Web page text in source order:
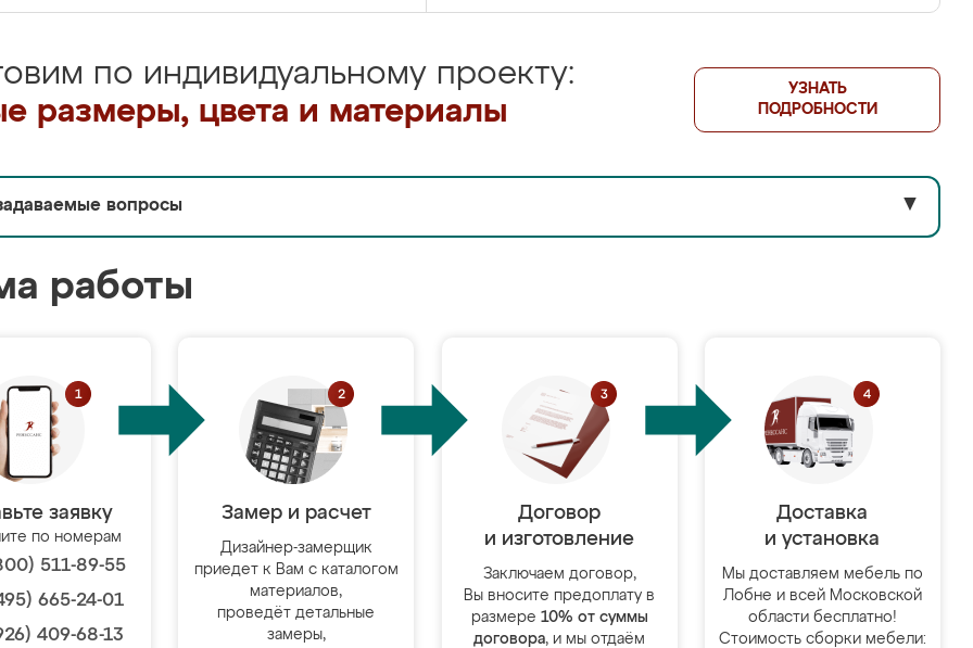
по индивидуальному проекту:
размеры, цвета и материалы
УЗНАТЬ
ПОДРОБНОСТИ
вопросы ▼
работы
заявку
по номерам
511-89-55
665-24-01
409-68-13
Замер и расчет
Дизайнер-замерщик
приедет к Вам с каталогом
материалов,
проведёт детальные
замеры,
Договор
и изготовление
Заключаем договор,
Вы вносите предоплату в
размере 10% от суммы
договора, и мы отдаём
Доставка
и установка
Мы доставляем мебель по
Лобне и всей Московской
области бесплатно!
Стоимость сборки мебели: